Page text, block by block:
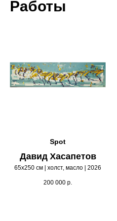
Работы
Spot
Давид Хасапетов
65х250 см | холст, масло | 2026
200 000 р.